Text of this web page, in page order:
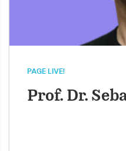
PAGE LIVE!
Prof. Dr.